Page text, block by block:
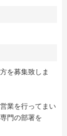
を募集致しま
業を行ってまい
門の部署を